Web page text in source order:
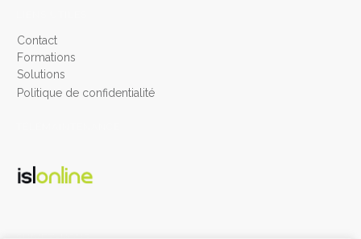
Contact
Formations
Solutions
Politique de confidentialité